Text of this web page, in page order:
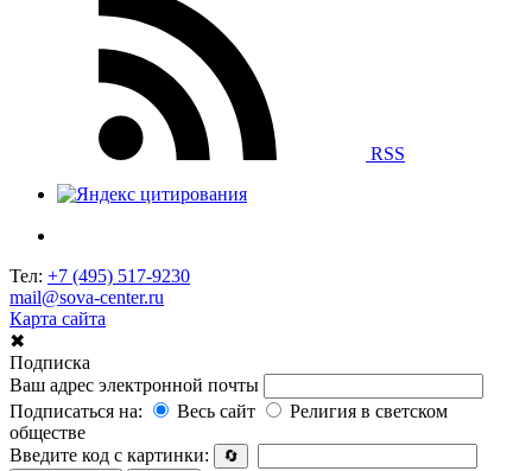
RSS
Тел: +7 (495) 517-9230
mail@sova-center.ru
Карта сайта
✖
Подписка
Ваш адрес электронной почты
Подписаться на:
Весь сайт
Религия в светском
обществе
Введите код с картинки:
🔄